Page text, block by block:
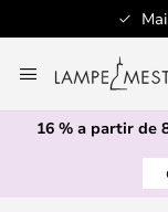
para
o
Conteúdo
16 % a partir de